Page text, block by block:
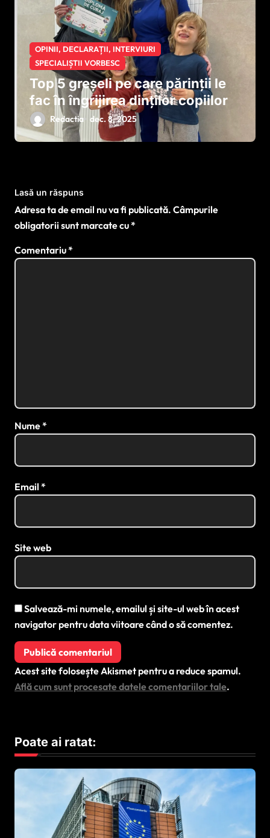
OPINII, DECLARAȚII, INTERVIURI
SPECIALIȘTII VORBESC
Top 5 greșeli pe care părinții le
fac în îngrijirea dinților copiilor
Redactia dec. 8, 2025
Lasă un răspuns
Adresa ta de email nu va fi publicată. Câmpurile
obligatorii sunt marcate cu*
Comentariu*
Nume*
Email *
Site web
Salvează-mi numele, emailul și site-ul web în acest
navigator pentru data viitoare când o să comentez.
Acest site folosește Akismet pentru a reduce spamul.
Află cum sunt procesate datele comentariilor tale.
Poate ai ratat: